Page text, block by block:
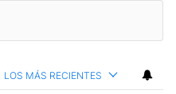
LOS MÁS RECIENTES